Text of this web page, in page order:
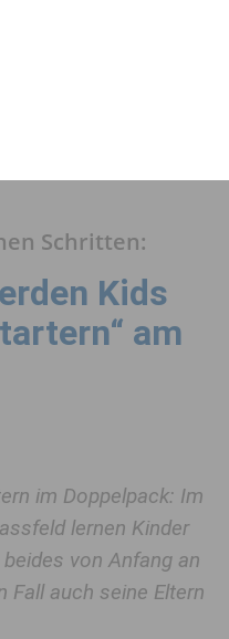
Schritten:
Kids
am
im Doppelpack: Im
lernen Kinder
von Anfang an
auch seine Eltern